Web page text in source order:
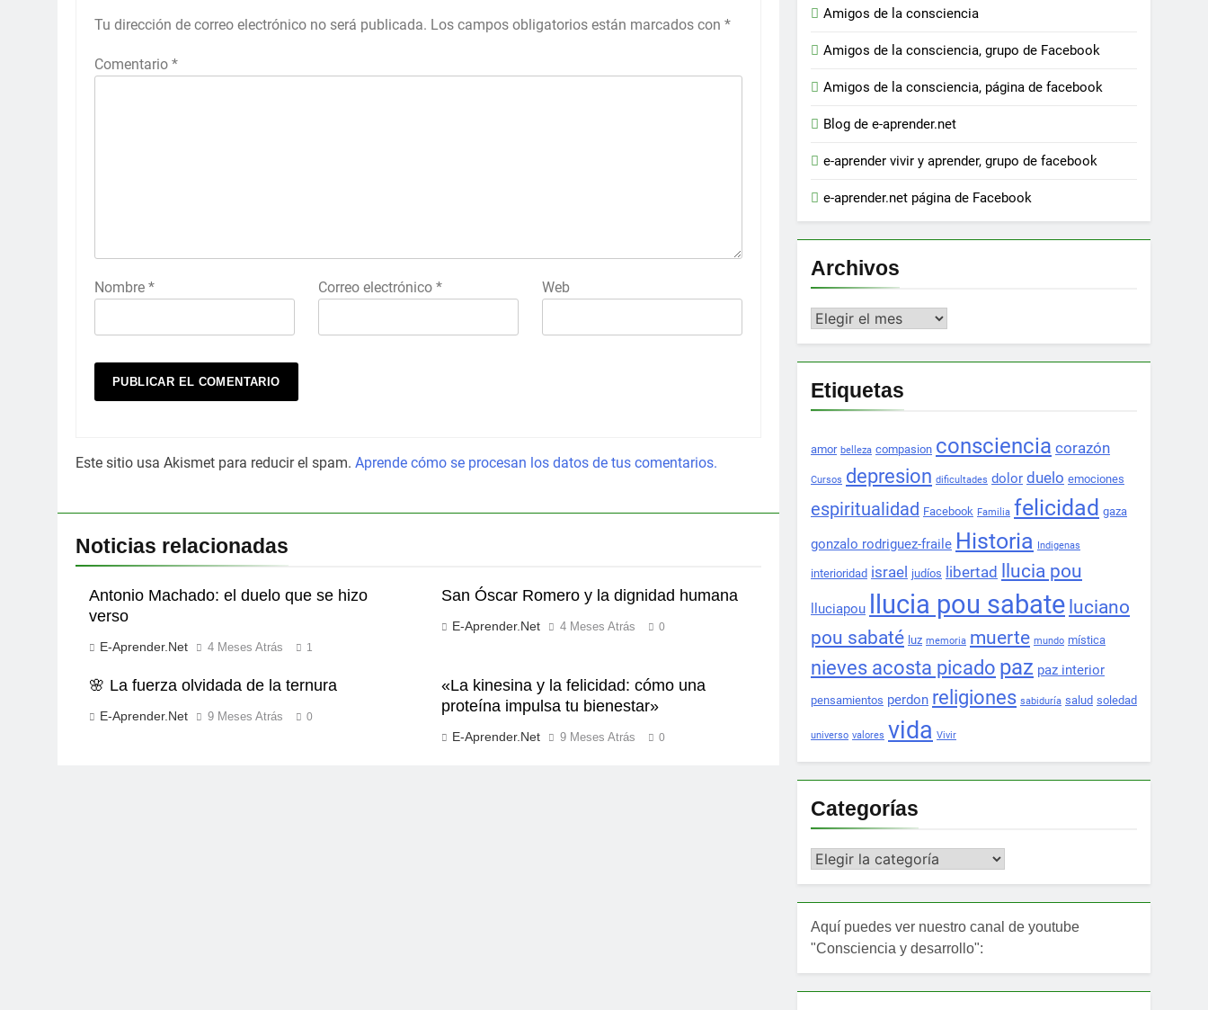
Tu dirección de correo electrónico no será publicada. Los campos obligatorios están marcados con *
Comentario *
Nombre * Correo electrónico* Web
Este sitio usa Akismet para reducir el spam. Aprende cómo se procesan los datos de tus comentarios.
Noticias relacionadas
Antonio Machado: el duelo que se hizo
verso
E-Aprender.net 4 Meses Atrás 1
San Óscar Romero y la dignidad humana
E-Aprender.net 4 Meses Atrás 0
🌸 La fuerza olvidada de la ternura
E-Aprender.net 9 Meses Atrás 0
«La kinesina y la felicidad: cómo una
proteína impulsa tu bienestar»
E-Aprender.net 9 Meses Atrás 0
Amigos de la consciencia
Amigos de la consciencia, grupo de Facebook
Amigos de la consciencia, página de facebook
Blog de e-aprender.net
e-aprender vivir y aprender, grupo de facebook
e-aprender.net página de Facebook
Archivos
Archivos
Etiquetas
amor belleza compasion consciencia corazón
Cursos depresion dificultades dolor duelo emociones
espiritualidad Facebook Familia felicidad gaza
gonzalo rodriguez-fraile Historia Indigenas
interioridad israel judíos libertad llucia pou
lluciapou llucia pou sabate luciano
pou sabaté luz memoria muerte mundo mística
nieves acosta picado paz paz interior
pensamientos perdon religiones sabiduría salud soledad
universo valores vida Vivir
Categorías
Categorías
Aquí puedes ver nuestro canal de youtube
"Consciencia y desarrollo":